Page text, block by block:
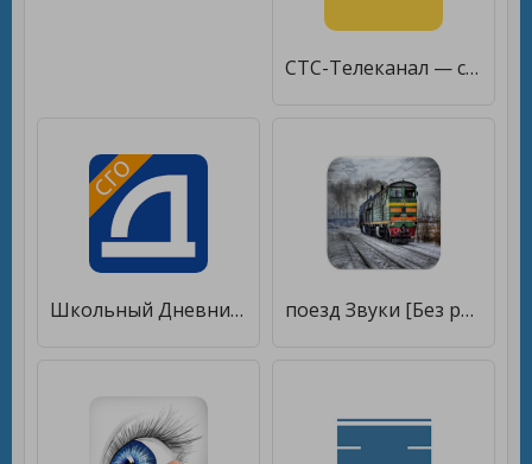
СТС-Телеканал — сериалы онлайн [Без рекламы]
Школьный Дневник СГО [Без рекламы] поезд Звуки [Без рекламы]